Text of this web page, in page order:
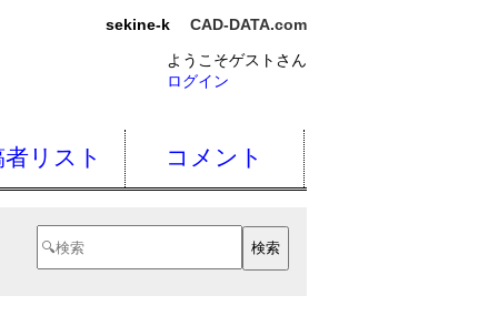
sekine-k
CAD-DATA.com
ようこそゲストさん
ログイン
リスト コメント